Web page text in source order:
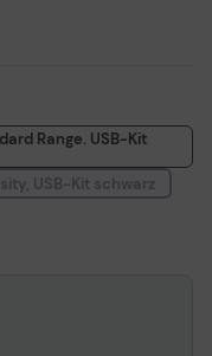
Range. USB-Kit
USB-Kit schwarz